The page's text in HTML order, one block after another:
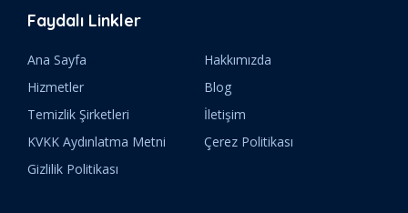
Faydalı Linkler
Ana Sayfa
Hakkımızda
Hizmetler
Blog
Temizlik Şirketleri
İletişim
KVKK Aydınlatma Metni
Çerez Politikası
Gizlilik Politikası